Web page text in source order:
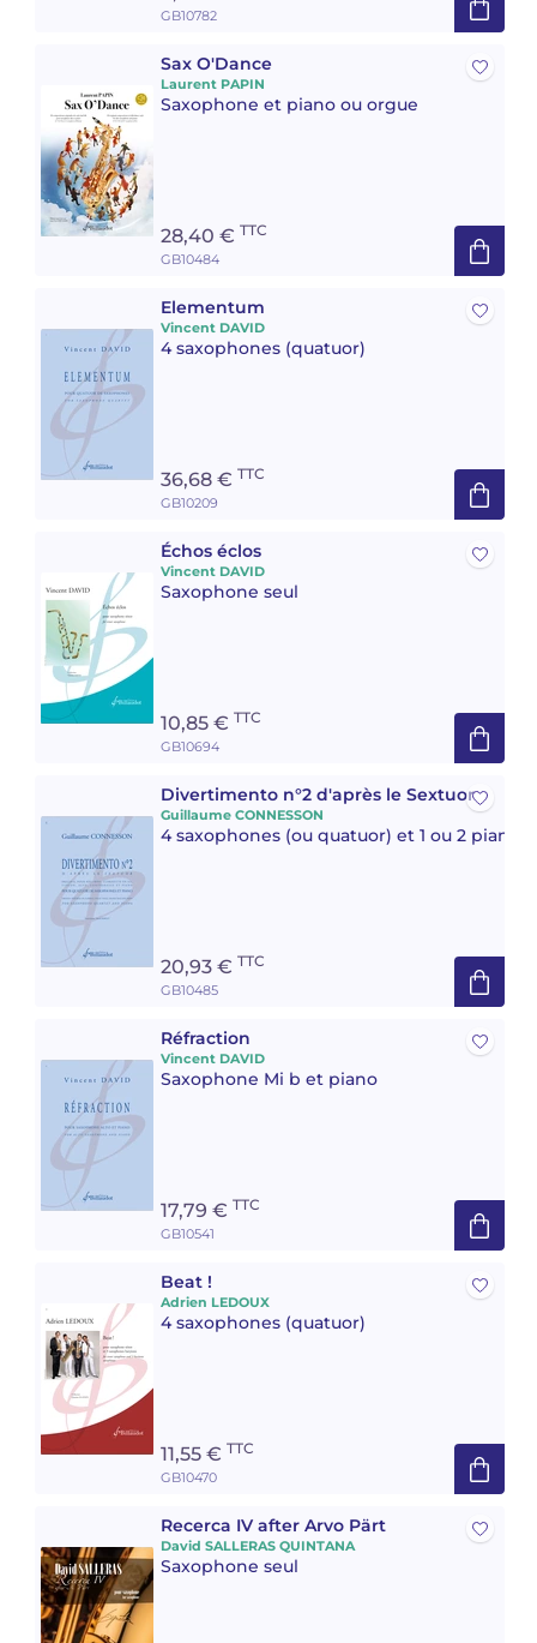
GB10782
Sax O'Dance
Laurent PAPIN
Saxophone et piano ou orgue
28,40 € TTC
GB10484
Elementum
Vincent DAVID
4 saxophones (quatuor)
36,68 € TTC
GB10209
Échos éclos
Vincent DAVID
Saxophone seul
10,85 € TTC
GB10694
Divertimento n°2 d'après le Sextuor
Guillaume CONNESSON
4 saxophones (ou quatuor) et 1 ou 2 pianos
20,93 € TTC
GB10485
Réfraction
Vincent DAVID
Saxophone Mi b et piano
17,79 € TTC
GB10541
Beat !
Adrien LEDOUX
4 saxophones (quatuor)
11,55 € TTC
GB10470
Recerca IV after Arvo Pärt
David SALLERAS QUINTANA
Saxophone seul